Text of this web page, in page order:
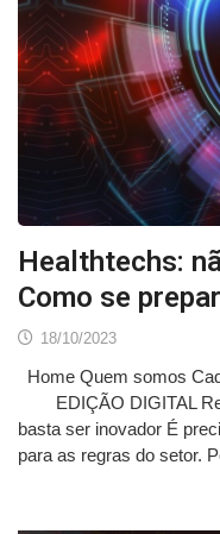
Healthtechs:
Como se
18/10/2023
Home Quem somos
EDIÇÃO DIGITAL
basta ser inovador É
para as regras do setor.